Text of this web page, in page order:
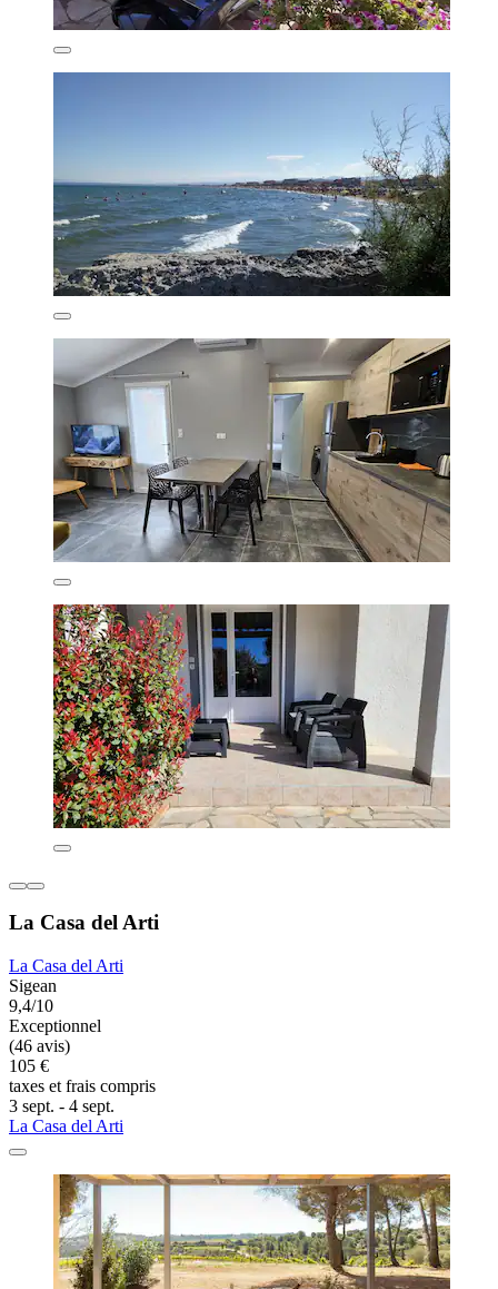
La Casa del Arti
La Casa del Arti
Sigean
9,4/10
Exceptionnel
(46 avis)
105 €
taxes et frais compris
3 sept. - 4 sept.
La Casa del Arti